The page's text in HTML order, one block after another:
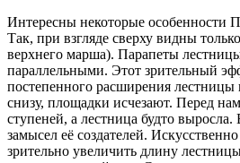
Интересны некоторые особенности
Так, при взгляде сверху видны
верхнего марша). Парапеты
параллельными. Этот зрительный
постепенного расширения лестницы
снизу, площадки исчезают. Перед
ступеней, а лестница будто
замысел её создателей.
зрительно увеличить длину